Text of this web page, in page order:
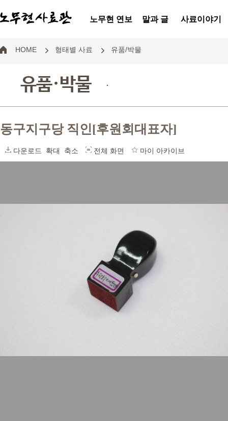
노무현 연보 말과 글 사료이야기
HOME 형태별 사료 유품/박물
유품·박물 .
동구지구당 직인[후원회대표자]
다운로드 확대 축소 전체 화면 마이 아카이브